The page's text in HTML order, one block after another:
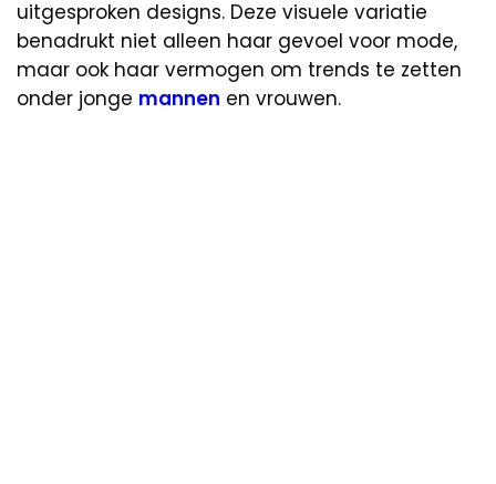
uitgesproken designs. Deze visuele variatie
benadrukt niet alleen haar gevoel voor mode,
maar ook haar vermogen om trends te zetten
onder jonge mannen en vrouwen.